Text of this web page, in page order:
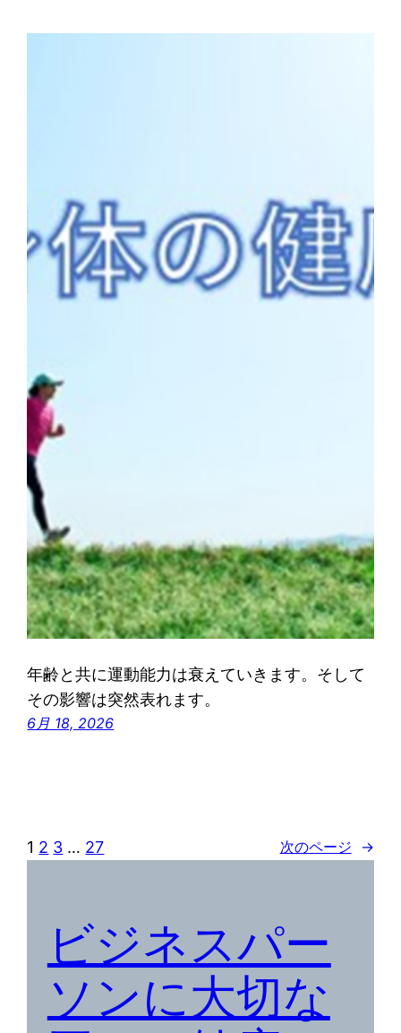
年齢と共に運動能力は衰えていきます。そして
その影響は突然表れます。
6月 18, 2026
1 2 3 … 27 次のページ →
ビジネスパー
ソンに大切な